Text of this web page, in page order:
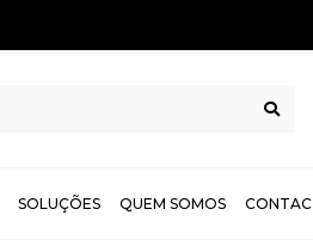
SOLUÇÕES QUEM SOMOS